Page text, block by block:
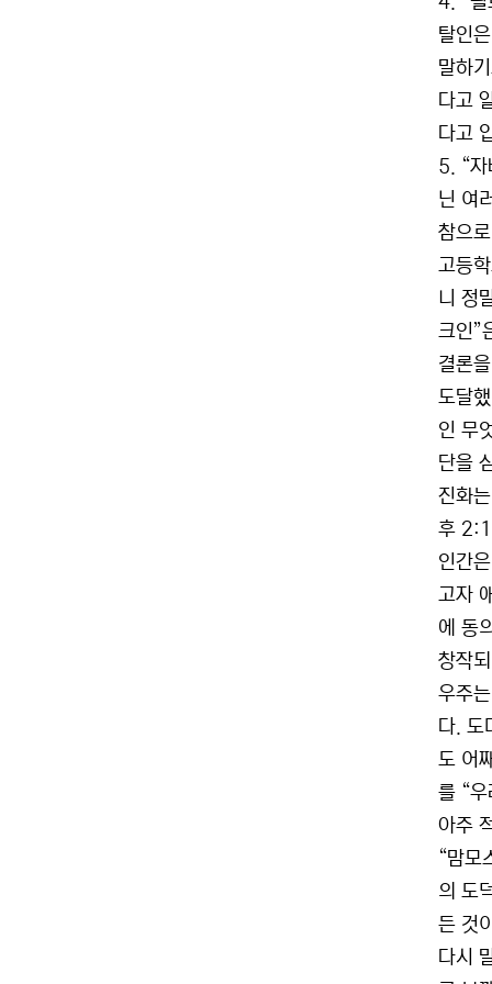
탈인
말하
다고
다고
5. “자
닌 여
참으
고등
니 정
크인”
결론
도달
인 무
단을
진화
후
인간
고자
에 동
창작
우주
다. 도
도 어
를 “
아주
“맘모
의 도
든 것
다시